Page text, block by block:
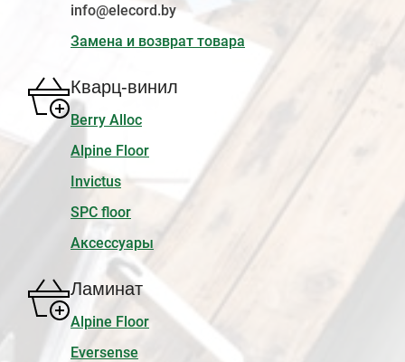
info@elecord.by
Замена и возврат товара
Кварц-винил
Berry Alloc
Alpine Floor
Invictus
SPC floor
Аксессуары
Ламинат
Alpine Floor
Eversense